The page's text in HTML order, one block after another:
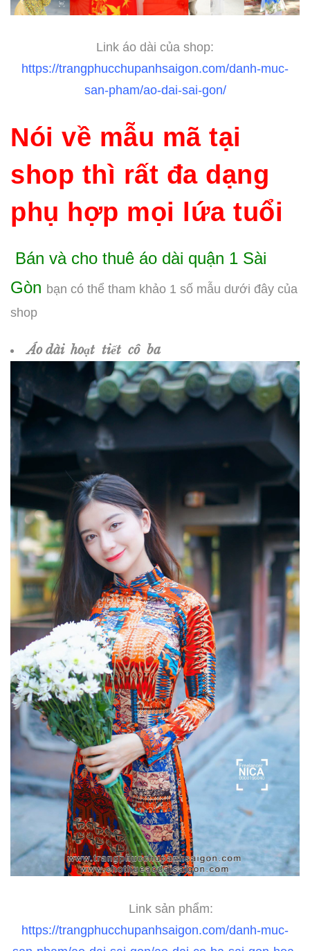
Link áo dài của shop:
https://trangphucchupanhsaigon.com/danh-muc-
san-pham/ao-dai-sai-gon/
Nói về mẫu mã tại
shop thì rất đa dạng
phụ hợp mọi lứa tuổi
Bán và cho thuê áo dài quận 1 Sài
Gòn bạn có thể tham khảo 1 số mẫu dưới đây của
shop
Áo dài hoạt tiết cô ba
Link sản phẩm:
https://trangphucchupanhsaigon.com/danh-muc-